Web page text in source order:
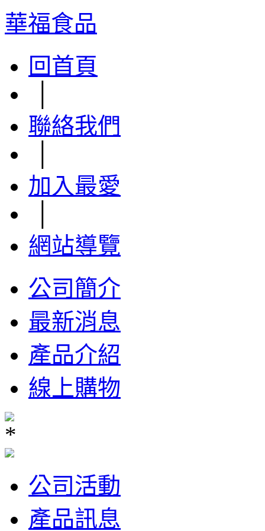
華福食品
回首頁
聯絡我們
加入最愛
網站導覽
公司簡介
最新消息
產品介紹
線上購物
公司活動
產品訊息